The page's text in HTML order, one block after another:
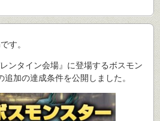
す。
ンタイン会場』に登場するボスモン
加の達成条件を公開しました。